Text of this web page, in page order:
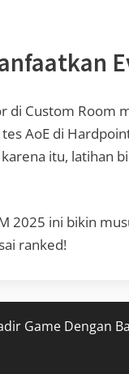
di Custom Room
AoE di
itu, latihan
2025 ini bikin
ranked!
Game Dengan